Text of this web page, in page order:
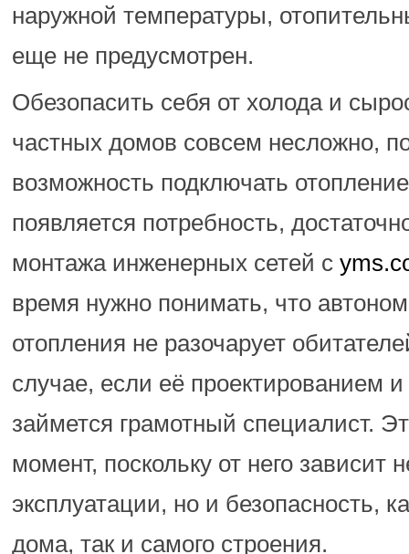
наружной температуры,
еще не предусмотрен.
Обезопасить себя от холода и
частных домов совсем несложно,
возможность подключать
появляется потребность,
монтажа инженерных сетей с
время нужно понимать, что
отопления не разочарует
случае, если её проектированием и
займется грамотный специалист.
момент, поскольку от него зависит
эксплуатации, но и безопасность,
дома, так и самого строения.